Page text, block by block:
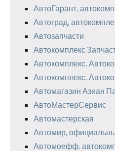
АвтоГарант,
Автоград,
Автозапчасти
Автокомплекс
Автокомплекс,
Автокомплекс,
Автомагазин Азиан
АвтоМастерСервис
Автомастерская
Автомир,
Автомоефф,